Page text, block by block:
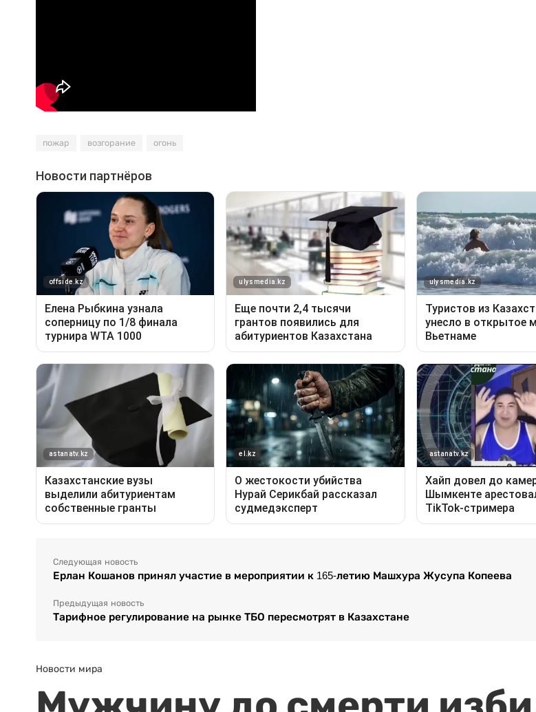
пожар возгорание огонь
Следующая новость
Ерлан Кошанов принял участие в мероприятии к 165-летию Машхура Жусупа Копеева
Предыдущая новость
Тарифное регулирование на рынке ТБО пересмотрят в Казахстане
Новости мира